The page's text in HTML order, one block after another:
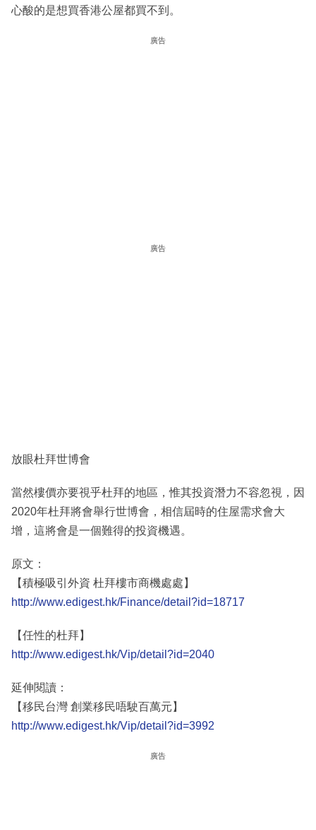
心酸的是想買香港公屋都買不到。
廣告
廣告
放眼杜拜世博會
當然樓價亦要視乎杜拜的地區，惟其投資潛力不容忽視，因
2020年杜拜將會舉行世博會，相信屆時的住屋需求會大
增，這將會是一個難得的投資機遇。
原文：
【積極吸引外資 杜拜樓市商機處處】
http://www.edigest.hk/Finance/detail?id=18717
【任性的杜拜】
http://www.edigest.hk/Vip/detail?id=2040
延伸閱讀：
【移民台灣 創業移民唔駛百萬元】
http://www.edigest.hk/Vip/detail?id=3992
廣告